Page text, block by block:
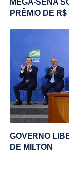
MEGA-SENA
PRÊMIO DE
GOVERNO
DE MILTON